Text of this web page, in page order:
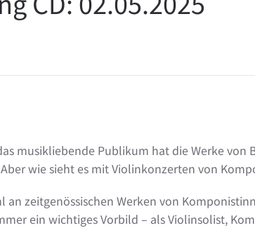
musikliebende Publikum hat die Werke von
wie sieht es mit Violinkonzerten von
zeitgenössischen Werken von
ein wichtiges Vorbild – als Violinsolist,